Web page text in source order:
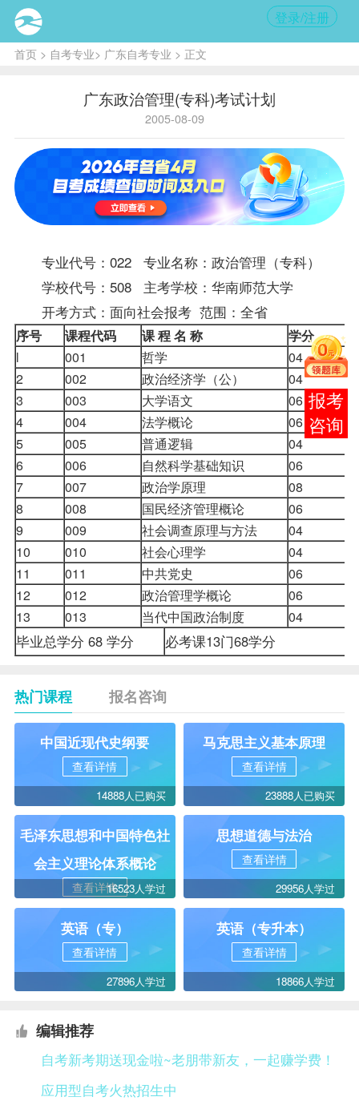
登录/注册
首页> 自考专业> 广东自考专业 > 正文
广东政治管理(专科)考试计划
2005-08-09
专业代号：022 专业名称：政治管理（专科）
学校代号：508 主考学校：华南师范大学
开考方式：面向社会报考范围：全省
序号 课程代码 课 程 名 称
学分
l
001 哲学
04
2
002 政治经济学（公）
04
3
003 大学语文
06
4
004 法学概论
06
5
005 普通逻辑
04
6
006 自然科学基础知识
06
7
007 政治学原理
08
8
008 国民经济管理概论
06
9
009 社会调查原理与方法
04
10
010 社会心理学
04
11
011 中共党史
06
12
012 政治管理学概论
06
13
013 当代中国政治制度 04
毕业总学分 68 学分 必考课13门68学分
热门课程 报名咨询
中国近现代史纲要
查看详情
14888人已购买
马克思主义基本原理
查看详情
23888人已购买
毛泽东思想和中国特色社
会主义理论体系概论
查看详情16523人学过
思想道德与法治
查看详情
29956人学过
英语（专）
查看详情
27896人学过
英语（专升本）
查看详情
18866人学过
编辑推荐
自考新考期送现金啦~老朋带新友，一起赚学费！
应用型自考火热招生中
在线
客服